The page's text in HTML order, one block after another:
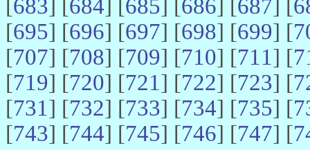
[683] [684] [685] [686] [687] [
[695] [696] [697] [698] [699] [
[707] [708] [709] [710] [711] [
[719] [720] [721] [722] [723] [
[731] [732] [733] [734] [735] [
[743] [744] [745] [746] [747] [